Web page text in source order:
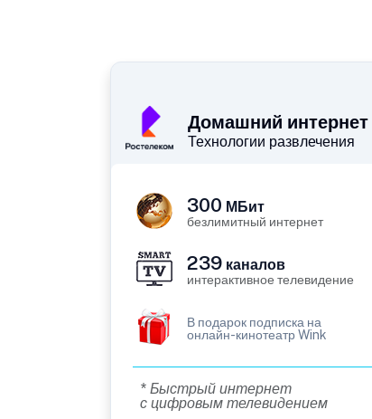
Домашний интернет
Технологии развлечения
300 МБит
безлимитный интернет
239 каналов
интерактивное телевидение
В подарок подписка на
онлайн-кинотеатр Wink
* Быстрый интернет
с цифровым телевидением